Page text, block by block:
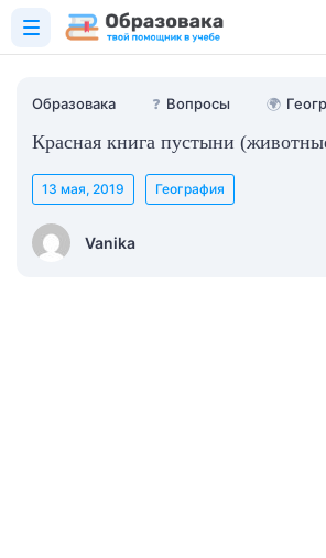
Образовака ❓ Вопросы 🌍
Красная книга пустыни
Vanika
13 мая, 2019 География